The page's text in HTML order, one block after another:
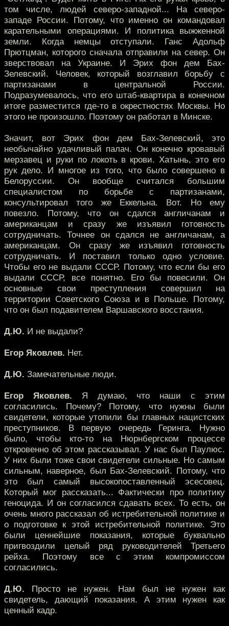
том числе, людей северо-западной... На северо-
западе России. Потому, что именно он командовал
карательными операциями. И политика выжженной
земли. Когда немцы отступали. Ганс Адольф
Прютцман, которого сначала отправили на север. Он
зверствовал на Украине. И Эрих фон дем Бах-
Зелевский. Человек, который возглавил борьбу с
партизанами в центральной России.
Подразумевалось, что его штаб-квартира в конечном
итоге разместится где-то в окрестностях Москвы. Но
этого не произошло. Поэтому он работал в Минске.
Значит, вот Эрих фон дем Бах-Зелевский, это
необычайно удачливый палач. Он конечно кровавый
мерзавец и руки по локоть в крови. Хатынь, это его
рук дело. И многое из того, что было совершено в
Белоруссии. Он вообще считался большим
специалистом по борьбе с партизанами,
консультировал того же Еккельна. Вот. Но ему
повезло. Потому, что он сдался англичанам и
американцам и сразу же изъявил готовность
сотрудничать. Точнее он сдался не англичанам, а
американцам. Он сразу же изъявил готовность
сотрудничать. И поставил только одно условие.
Чтобы его не выдали СССР. Потому, что если бы его
выдали СССР, все понятно. Его бы повесили. Он
основные свои преступления совершил на
территории Советского Союза и в Польше. Потому,
что он был подавителем Варшавского восстания.
Д.Ю. И не выдали?
Егор Яковлев. Нет.
Д.Ю. Замечательные люди.
Егор Яковлев. Я думаю, что наши с этим
согласились. Почему? Потому, что нужны были
свидетели, которые утопили бы главных нацистских
преступников. В первую очередь Геринга. Нужно
было, чтобы кто-то на Нюрнбергском процессе
откровенно об этом рассказывал. У нас был Паулюс.
У них были тоже свои свидетели сильные. Но самым
сильным, наверное, был Бах-Зелевский. Потому, что
это был самый высокопоставленный эсесовец.
Который мог рассказать... Фактически про политику
геноцида. И он согласился сдавать всех. То есть, он
очень много рассказал об истребительной политике и
о подготовке к этой истребительной политике. Это
были ценнейшие показания, которые буквально
пригвоздили целый ряд руководителей Третьего
рейха. Поэтому все с этим компромиссом
согласились.
Д.Ю. Просто не нужен. Нам был не нужен как
свидетель, дающий показания. А этим нужен как
ценный кадр.